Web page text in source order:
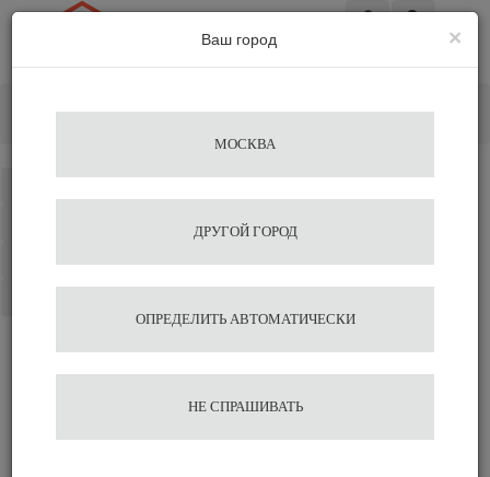
Кофемолка для магазина
Macap MC7
×
Ваш город
МОСКВА
ДРУГОЙ ГОРОД
ОПРЕДЕЛИТЬ АВТОМАТИЧЕСКИ
НЕ СПРАШИВАТЬ